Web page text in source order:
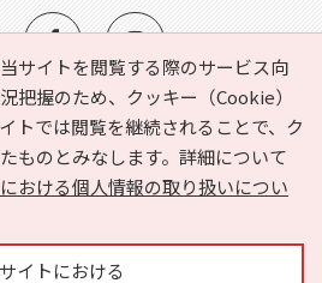
サイトを閲覧する際のサービス向
把握のため、クッキー（Cookie）
トでは閲覧を継続されることで、ク
ものとみなします。詳細について
おける個人情報の取り扱いについ
イトにおける
は？ お気に入り
ヘルプ
取り扱いについて
運営会社
告掲載に関するお問い合わせ